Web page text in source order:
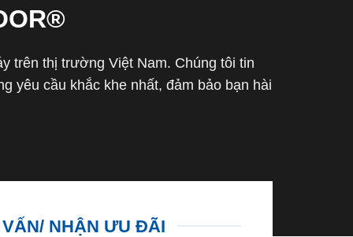
trên thị trường Việt Nam. Chúng tôi tin
yêu cầu khắc khe nhất, đảm bảo bạn hài
NHẬN ƯU ĐÃI